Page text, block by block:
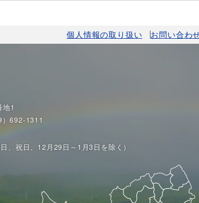
個人情報の取り扱い お問い合わ
1
）692-1311
祝日、12月29日～1月3日を除く）